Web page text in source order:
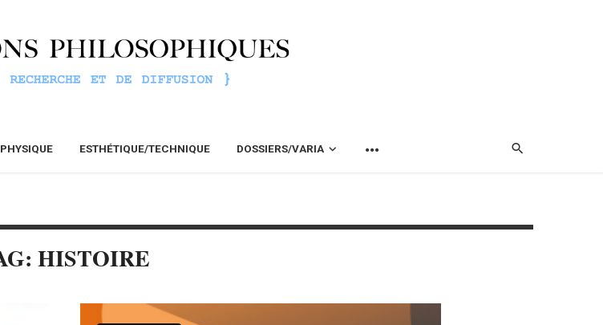
ESTHÉTIQUE/TECHNIQUE DOSSIERS/VARIA
HISTOIRE